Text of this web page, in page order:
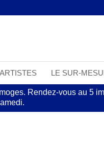
LE SUR-
Rendez-vous au 5